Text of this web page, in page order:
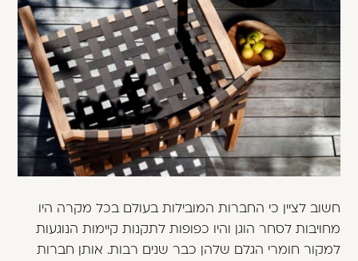
חשוב לציין כי החברות המובילות בעולם בכל מקרה היו
מחויבות לסחר הוגן והיו כפופות לתקנות קיימות הנוגעות
למקור חומרי הגלם שלהן כבר שנים רבות. אותן חברות